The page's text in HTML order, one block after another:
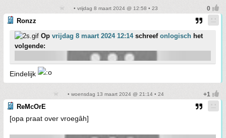
• vrijdag 8 maart 2024 @ 12:58 • 23
Ronzz
Op vrijdag 8 maart 2024 12:14schreef onlogisch het
volgende:
Eindelijk
• woensdag 13 maart 2024 @ 21:14 • 24
ReMcOrE
[opa praat over vroegâh]